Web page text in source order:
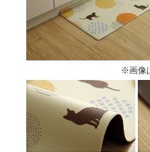
※画像